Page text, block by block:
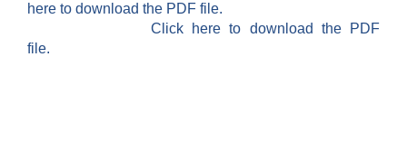
here to download the PDF file.
Click here to download the PDF
file.